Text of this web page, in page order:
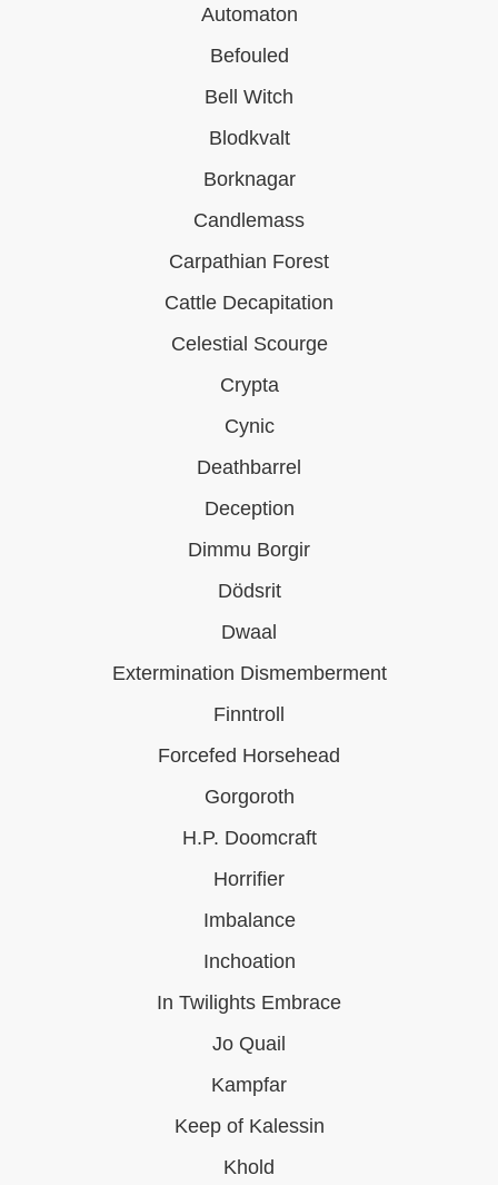
Automaton
Befouled
Bell Witch
Blodkvalt
Borknagar
Candlemass
Carpathian Forest
Cattle Decapitation
Celestial Scourge
Crypta
Cynic
Deathbarrel
Deception
Dimmu Borgir
Dödsrit
Dwaal
Extermination Dismemberment
Finntroll
Forcefed Horsehead
Gorgoroth
H.P. Doomcraft
Horrifier
Imbalance
Inchoation
In Twilights Embrace
Jo Quail
Kampfar
Keep of Kalessin
Khold